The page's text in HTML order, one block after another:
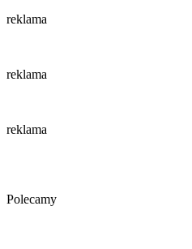
reklama
reklama
reklama
Polecamy